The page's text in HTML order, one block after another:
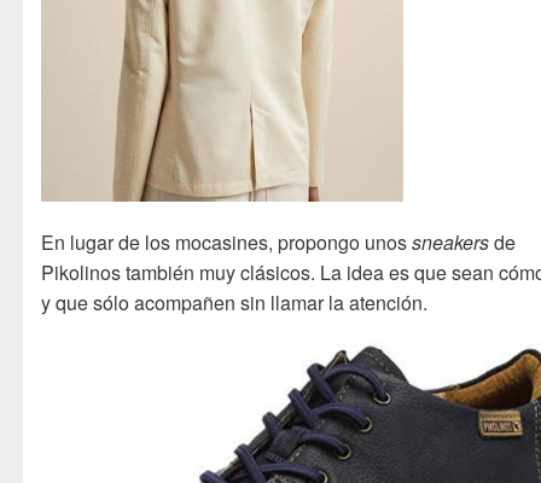
En lugar de los mocasines, propongo unossneakersde
Pikolinos también muy clásicos. La idea es que sean
y que sólo acompañen sin llamar la atención.